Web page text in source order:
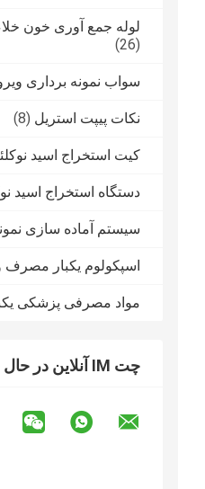
لوله جمع آوری خون
(26)
سواب نمونه برداری
نکات پیپت استریل (8)
کیت استخراج اسید
دستگاه استخراج اسید
سیستم آماده سازی
اسپکولوم یکبار مصرف
مواد مصرفی پزشکی
چت IM آنلاین در حال حاضر